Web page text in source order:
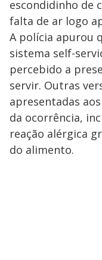
escondidinho de
falta de ar logo
A polícia apurou
sistema self-
percebido a
servir. Outras
apresentadas
da ocorrência,
reação alérgica
do alimento.